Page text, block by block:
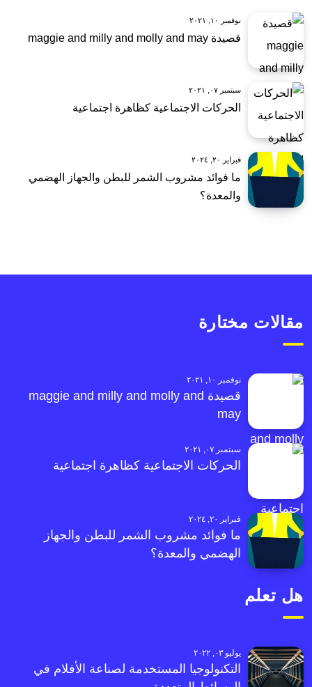
نوفمبر ١٠, ٢٠٢١
قصيدة maggie and milly and molly and may
سبتمبر ٠٧, ٢٠٢١
الحركات الاجتماعية كظاهرة اجتماعية
فبراير ٢٠, ٢٠٢٤
ما فوائد مشروب الشمر للبطن والجهاز الهضمي
والمعدة؟
مقالات مختارة
نوفمبر ١٠, ٢٠٢١
قصيدة maggie and milly and molly and
may
سبتمبر ٠٧, ٢٠٢١
الحركات الاجتماعية كظاهرة اجتماعية
فبراير ٢٠, ٢٠٢٤
ما فوائد مشروب الشمر للبطن والجهاز
الهضمي والمعدة؟
هل تعلم
يوليو ٠٣, ٢٠٢٢
التكنولوجيا المستخدمة لصناعة الأفلام في